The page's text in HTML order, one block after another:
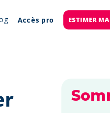
Accès pro ESTIMER